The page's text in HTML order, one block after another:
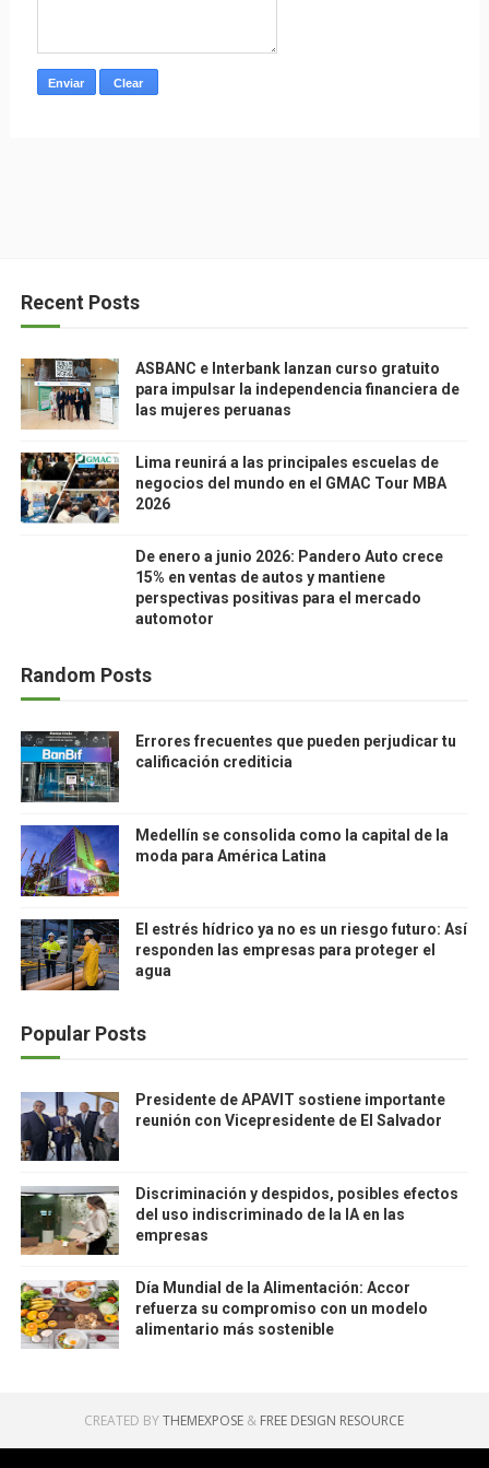
Recent Posts
ASBANC e Interbank lanzan curso gratuito
para impulsar la independencia financiera de
las mujeres peruanas
Lima reunirá a las principales escuelas de
negocios del mundo en el GMAC Tour MBA
2026
De enero a junio 2026: Pandero Auto crece
15% en ventas de autos y mantiene
perspectivas positivas para el mercado
automotor
Random Posts
Errores frecuentes que pueden perjudicar tu
calificación crediticia
Medellín se consolida como la capital de la
moda para América Latina
El estrés hídrico ya no es un riesgo futuro: Así
responden las empresas para proteger el
agua
Popular Posts
Presidente de APAVIT sostiene importante
reunión con Vicepresidente de El Salvador
Discriminación y despidos, posibles efectos
del uso indiscriminado de la IA en las
empresas
Día Mundial de la Alimentación: Accor
refuerza su compromiso con un modelo
alimentario más sostenible
CREATED BYTHEMEXPOSE & FREE DESIGN RESOURCE